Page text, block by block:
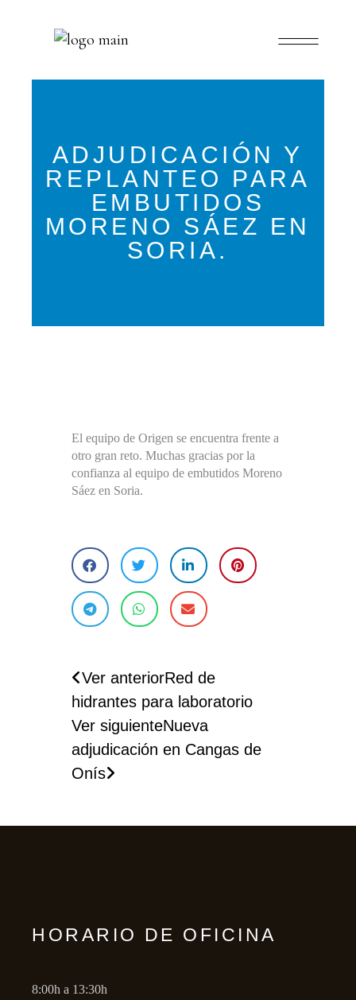
ADJUDICACIÓN Y
REPLANTEO PARA
EMBUTIDOS
MORENO SÁEZ EN
SORIA.
El equipo de Origen se encuentra frente a
otro gran reto. Muchas gracias por la
confianza al equipo de embutidos Moreno
Sáez en Soria.
Ver anteriorRed de
hidrantes para laboratorio
Ver siguienteNueva
adjudicación en Cangas de
Onís
HORARIO DE OFICINA
8:00h a 13:30h